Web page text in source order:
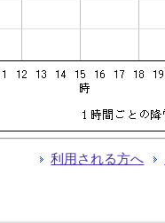
利用される方へ